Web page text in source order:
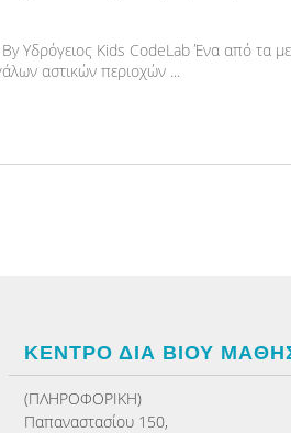
Υδρόγειος Kids CodeLab Ένα από τα
αστικών περιοχών ...
ΚΕΝΤΡΟ ΔΙΑ ΒΙΟΥ
(ΠΛΗΡΟΦΟΡΙΚΗ)
Παπαναστασίου 150,